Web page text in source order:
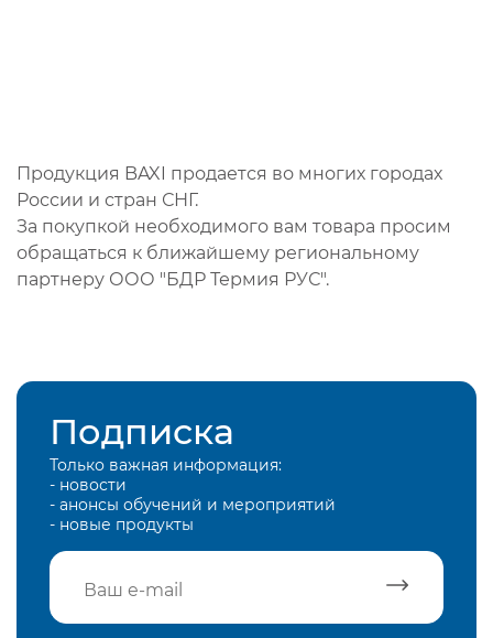
Продукция BAXI продается во многих городах
России и стран СНГ.
За покупкой необходимого вам товара просим
обращаться к ближайшему региональному
партнеру ООО "БДР Термия РУС".
Подписка
Только важная информация:
- новости
- анонсы обучений и мероприятий
- новые продукты